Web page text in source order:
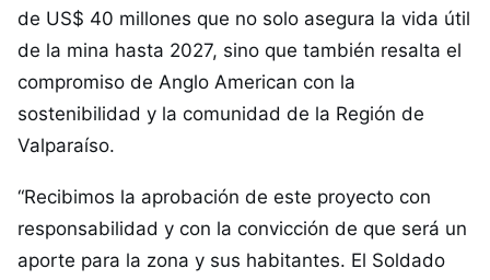
de US$ 40 millones que no solo asegura la vida útil
de la mina hasta 2027, sino que también resalta el
compromiso de Anglo American con la
sostenibilidad y la comunidad de la Región de
Valparaíso.
“Recibimos la aprobación de este proyecto con
responsabilidad y con la convicción de que será un
aporte para la zona y sus habitantes. El Soldado